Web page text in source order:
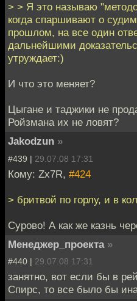
> > Я это называю
когда спаршивают о
прошлом, на все один
дальнейшими
утруждает:)
И что это меняет?
Цыгане и таджики не
Ройзмана их не ловят?
Jakodzun »
#439 | 29.07.08 17:31
Кому: Zx7R, #424
> бритвой по горлу, и в
Сурово! А как же казнь
Менеджер_проекта »
#440 | 29.07.08 17:31
занятно, вот если бы в
Спирс, то все было бы